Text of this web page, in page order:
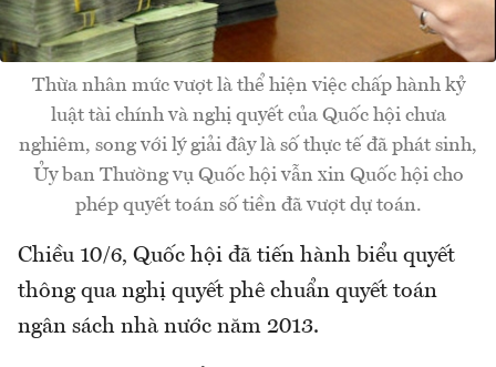
Thừa nhân mức vượt là thể hiện việc chấp hành kỷ
luật tài chính và nghị quyết của Quốc hội chưa
nghiêm, song với lý giải đây là số thực tế đã phát sinh,
Ủy ban Thường vụ Quốc hội vẫn xin Quốc hội cho
phép quyết toán số tiền đã vượt dự toán.
Chiều 10/6, Quốc hội đã tiến hành biểu quyết
thông qua nghị quyết phê chuẩn quyết toán
ngân sách nhà nước năm 2013.